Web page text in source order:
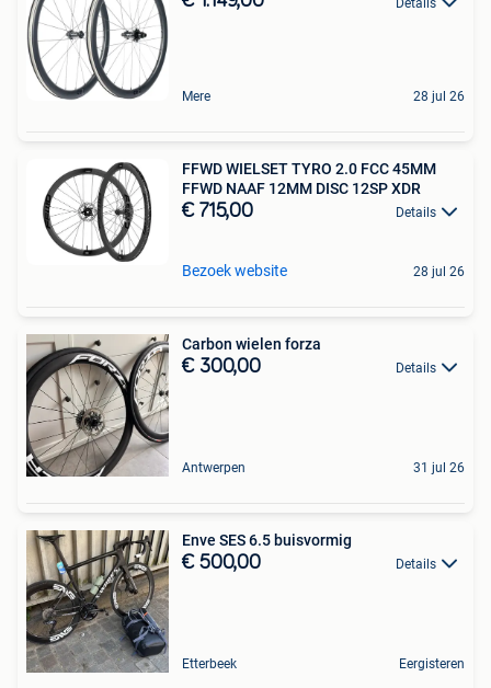
Mere 28 jul 26
FFWD WIELSET TYRO 2.0 FCC 45MM
FFWD NAAF 12MM DISC 12SP XDR
€ 715,00 Details
Bezoek website 28 jul 26
Carbon wielen forza
€ 300,00 Details
Antwerpen 31 jul 26
Enve SES 6.5 buisvormig
€ 500,00 Details
Etterbeek Eergisteren